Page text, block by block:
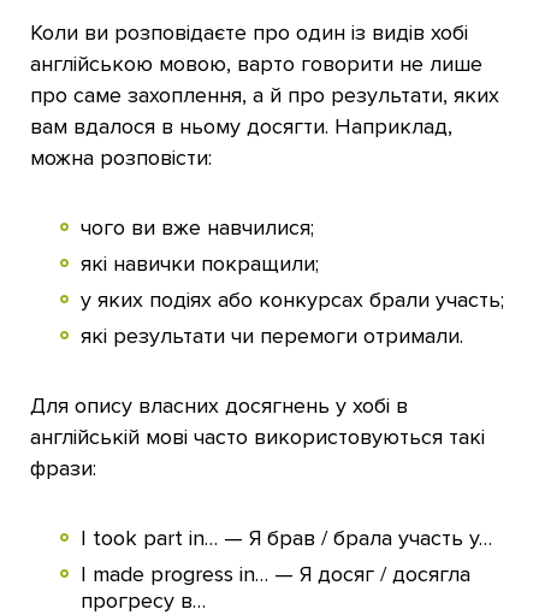
Коли ви розповідаєте про один із видів хобі
англійською мовою, варто говорити не лише
про саме захоплення, а й про результати, яких
вам вдалося в ньому досягти. Наприклад,
можна розповісти:
чого ви вже навчилися;
які навички покращили;
у яких подіях або конкурсах брали участь;
які результати чи перемоги отримали.
Для опису власних досягнень у хобі в
англійській мові часто використовуються такі
фрази:
I took part in… — Я брав / брала участь у…
I made progress in… — Я досяг / досягла
прогресу в…